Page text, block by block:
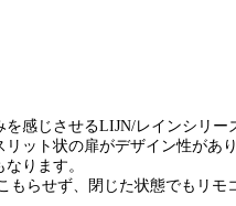
を感じさせるLIJN/レインシリー
ット状の扉がデザイン性があり
ります。
もらせず、閉じた状態でもリモ